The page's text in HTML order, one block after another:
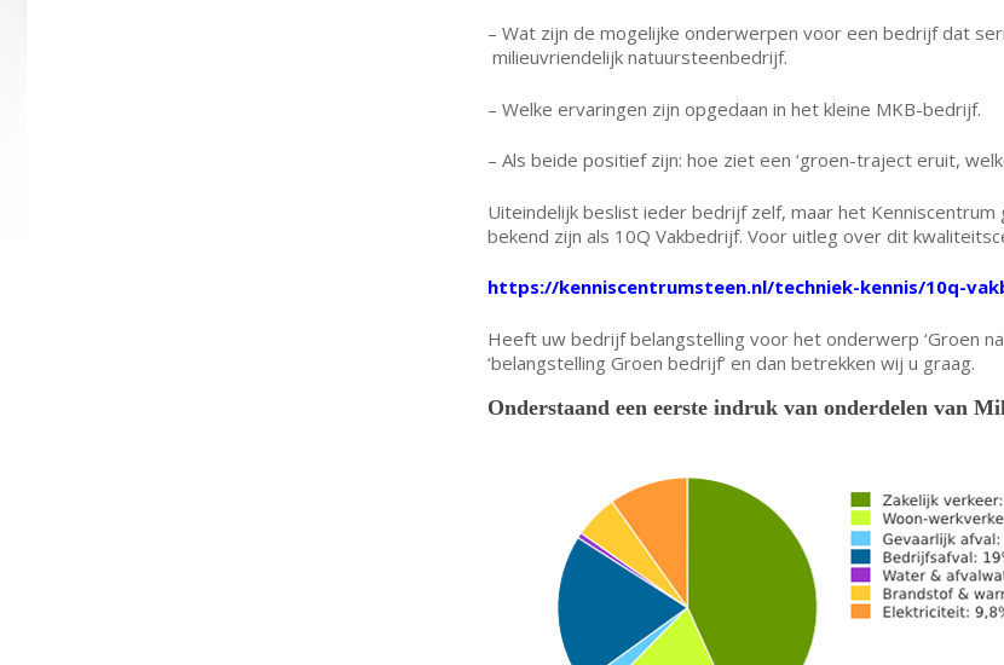
– Wat zijn de mogelijke onderwerpen voor een bedrijf dat
milieuvriendelijk natuursteenbedrijf.
– Welke ervaringen zijn opgedaan in het kleine MKB-bedrijf.
– Als beide positief zijn: hoe ziet een ‘groen-traject eruit,
Uiteindelijk beslist ieder bedrijf zelf, maar het
bekend zijn als 10Q Vakbedrijf. Voor uitleg over dit
https://kenniscentrumsteen.nl/techniek-kennis/10q-
Heeft uw bedrijf belangstelling voor het onderwerp ‘Groen
‘belangstelling Groen bedrijf’ en dan betrekken wij u graag.
Onderstaand een eerste indruk van onderdelen van